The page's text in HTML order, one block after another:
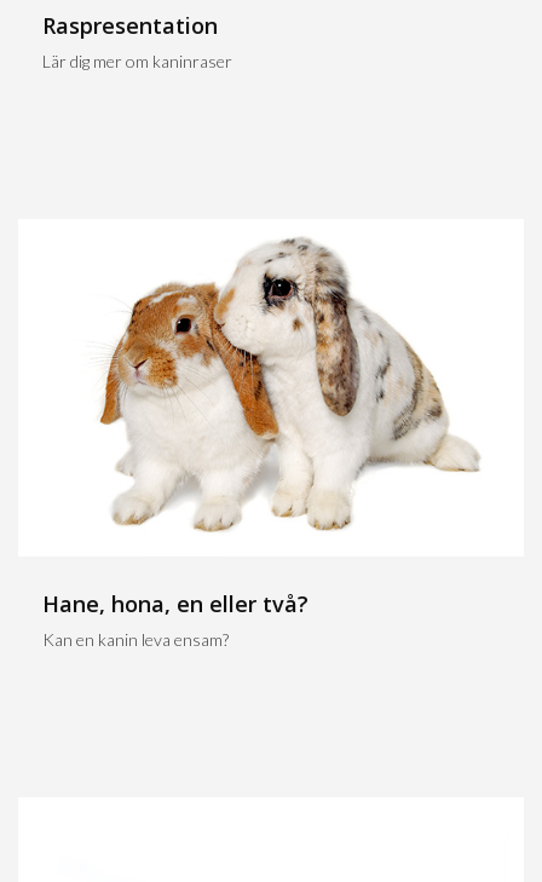
Raspresentation
Lär dig mer om kaninraser
Hane, hona, en eller två?
Kan en kanin leva ensam?